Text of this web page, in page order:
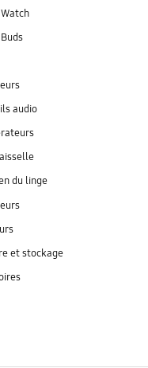
audio
du linge
et stockage